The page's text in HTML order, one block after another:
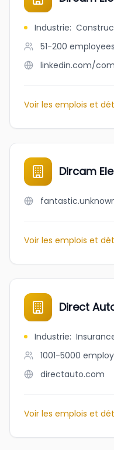
Industrie:
51-200 employees
linkedin.com/
Voir les emplois et
Dircam
Voir les emplois et
Direct
Industrie:
1001-5000
directauto.com
Voir les emplois et